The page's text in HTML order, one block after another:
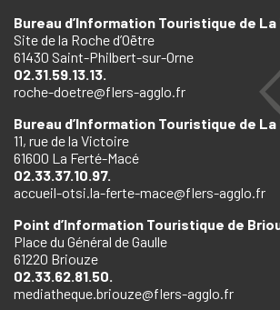
Bureau d’Information Touristique de La
Site de la Roche d’Oëtre
61430 Saint-Philbert-sur-Orne
02.31.59.13.13.
roche-doetre@flers-agglo.fr
Bureau d’Information Touristique de
11, rue de la Victoire
61600 La Ferté-Macé
02.33.37.10.97.
accueil-otsi.la-ferte-mace@flers-agglo.fr
Point d’Information Touristique de
Place du Général de Gaulle
61220 Briouze
02.33.62.81.50.
mediatheque.briouze@flers-agglo.fr